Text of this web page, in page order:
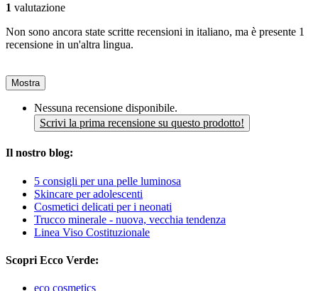
1 valutazione
Non sono ancora state scritte recensioni in italiano, ma è presente 1
recensione in un'altra lingua.
Mostra
Nessuna recensione disponibile.
Scrivi la prima recensione su questo prodotto!
Il nostro blog:
5 consigli per una pelle luminosa
Skincare per adolescenti
Cosmetici delicati per i neonati
Trucco minerale - nuova, vecchia tendenza
Linea Viso Costituzionale
Scopri Ecco Verde:
eco cosmetics